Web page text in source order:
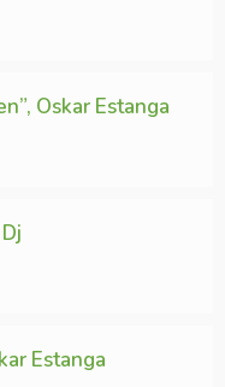
Oskar Estanga
Estanga